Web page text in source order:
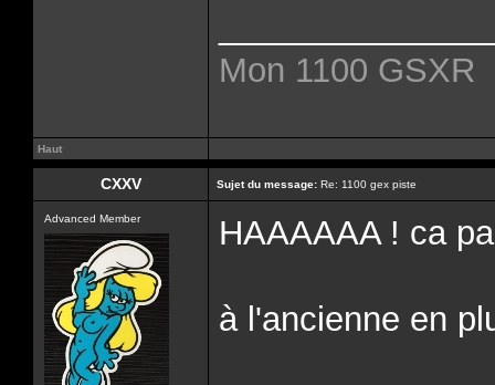
Mon 1100 GSXR
Haut
CXXV Sujet du message: Re: 1100 gex piste
Advanced Member HAAAAAA ! ca
à l'ancienne en